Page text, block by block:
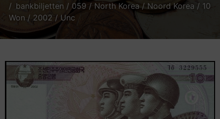
bankbiljetten / 059 / North Korea / Noord Korea / 10
Won / 2002 / Unc